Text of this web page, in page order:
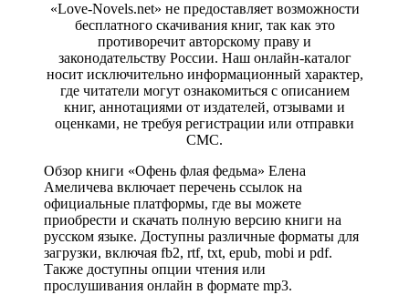
«Love-Novels.net» не предоставляет возможности
бесплатного скачивания книг, так как это
противоречит авторскому праву и
законодательству России. Наш онлайн-каталог
носит исключительно информационный характер,
где читатели могут ознакомиться с описанием
книг, аннотациями от издателей, отзывами и
оценками, не требуя регистрации или отправки
СМС.
Обзор книги «Офень флая федьма» Елена
Амеличева включает перечень ссылок на
официальные платформы, где вы можете
приобрести и скачать полную версию книги на
русском языке. Доступны различные форматы для
загрузки, включая fb2, rtf, txt, epub, mobi и pdf.
Также доступны опции чтения или
прослушивания онлайн в формате mp3.